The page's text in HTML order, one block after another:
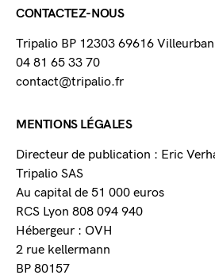
CONTACTEZ-NOUS
Tripalio BP 12303 69616
04 81 65 33 70
contact@tripalio.fr
MENTIONS LÉGALES
Directeur de publication : Eric
Tripalio SAS
Au capital de 51 000 euros
RCS Lyon 808 094 940
Hébergeur : OVH
2 rue kellermann
BP 80157